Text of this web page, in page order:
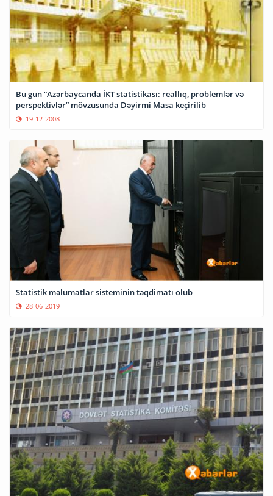
Bu gün “Azərbaycanda İKT statistikası: reallıq, problemlər və
perspektivlər” mövzusunda Dəyirmi Masa keçirilib
19-12-2008
Statistik məlumatlar sisteminin təqdimatı olub
28-06-2019